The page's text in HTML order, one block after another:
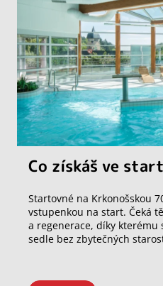
Co získáš ve
Startovné na Krkonošskou
vstupenkou na start. Čeká
a regenerace, díky
sedle bez zbytečných